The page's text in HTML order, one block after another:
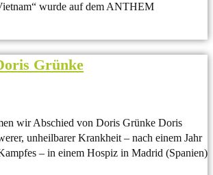
wurde auf dem ANTHEM
Grünke
wir Abschied von Doris Grünke Doris
unheilbarer Krankheit – nach einem Jahr
– in einem Hospiz in Madrid (Spanien)